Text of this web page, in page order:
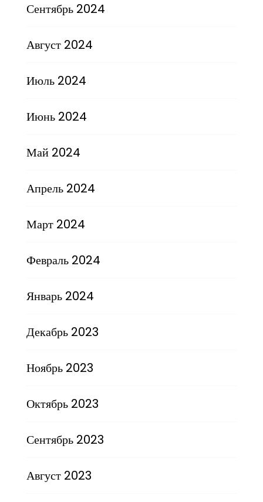
Сентябрь 2024
Август 2024
Июль 2024
Июнь 2024
Май 2024
Апрель 2024
Март 2024
Февраль 2024
Январь 2024
Декабрь 2023
Ноябрь 2023
Октябрь 2023
Сентябрь 2023
Август 2023